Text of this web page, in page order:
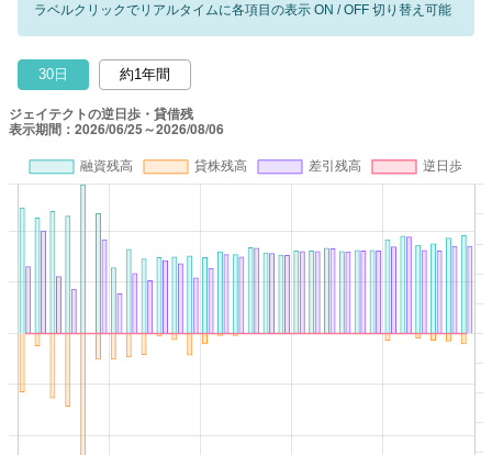
ラベルクリックでリアルタイムに各項目の表示 ON / OFF 切り替え可能
30日 約1年間